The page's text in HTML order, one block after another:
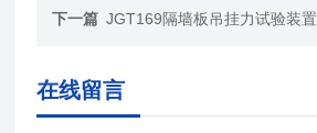
下一篇 JGT169隔墙板吊挂力试验装置
在线留言